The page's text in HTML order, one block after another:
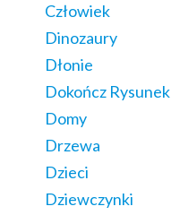
Człowiek
Dinozaury
Dłonie
Dokończ Rysunek
Domy
Drzewa
Dzieci
Dziewczynki